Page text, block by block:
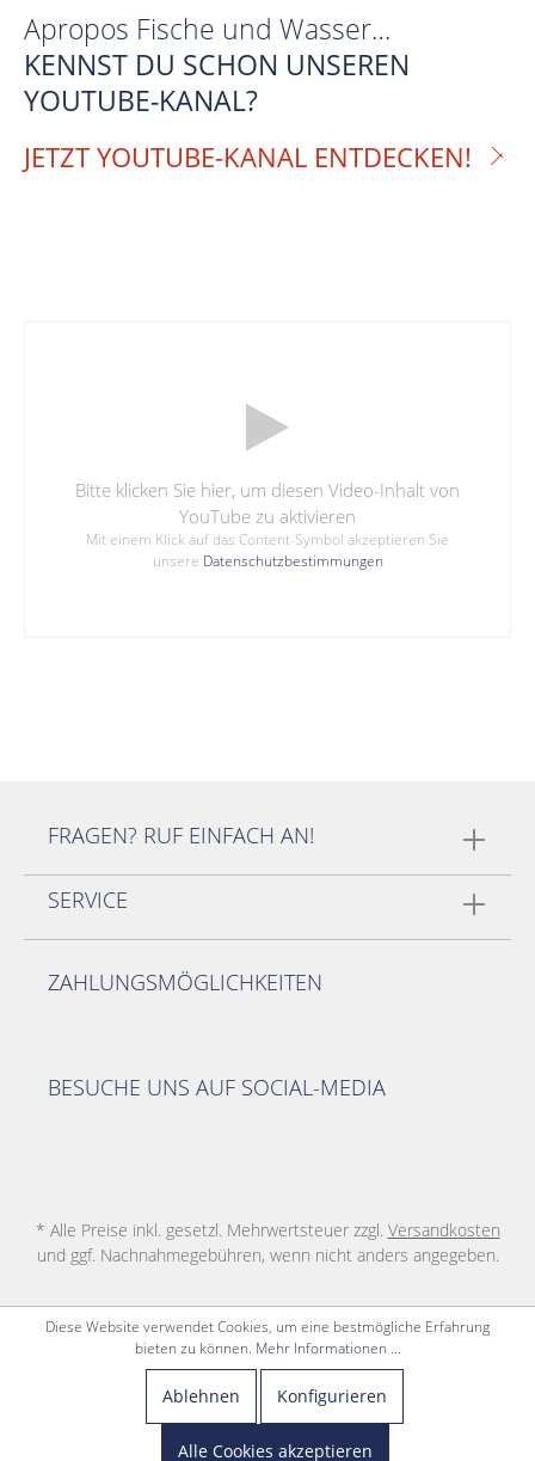
Apropos Fische und Wasser…
KENNST DU SCHON UNSEREN
YOUTUBE-KANAL?
JETZT YOUTUBE-KANAL ENTDECKEN!
Bitte klicken Sie hier, um diesen Video-Inhalt von
YouTube zu aktivieren
Mit einem Klick auf das Content-Symbol akzeptieren Sie
unsere Datenschutzbestimmungen
FRAGEN? RUF EINFACH AN!
SERVICE
ZAHLUNGSMÖGLICHKEITEN
BESUCHE UNS AUF SOCIAL-MEDIA
* Alle Preise inkl. gesetzl. Mehrwertsteuer zzgl. Versandkosten
und ggf. Nachnahmegebühren, wenn nicht anders angegeben.
Diese Website verwendet Cookies, um eine bestmögliche Erfahrung
bieten zu können. Mehr Informationen ...
Ablehnen Konfigurieren
Alle Cookies akzeptieren